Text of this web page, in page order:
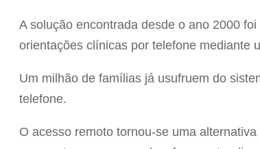
A solução encontrada desde o ano 2000
orientações clínicas por telefone mediante
Um milhão de famílias já usufruem do
telefone.
O acesso remoto tornou-se uma